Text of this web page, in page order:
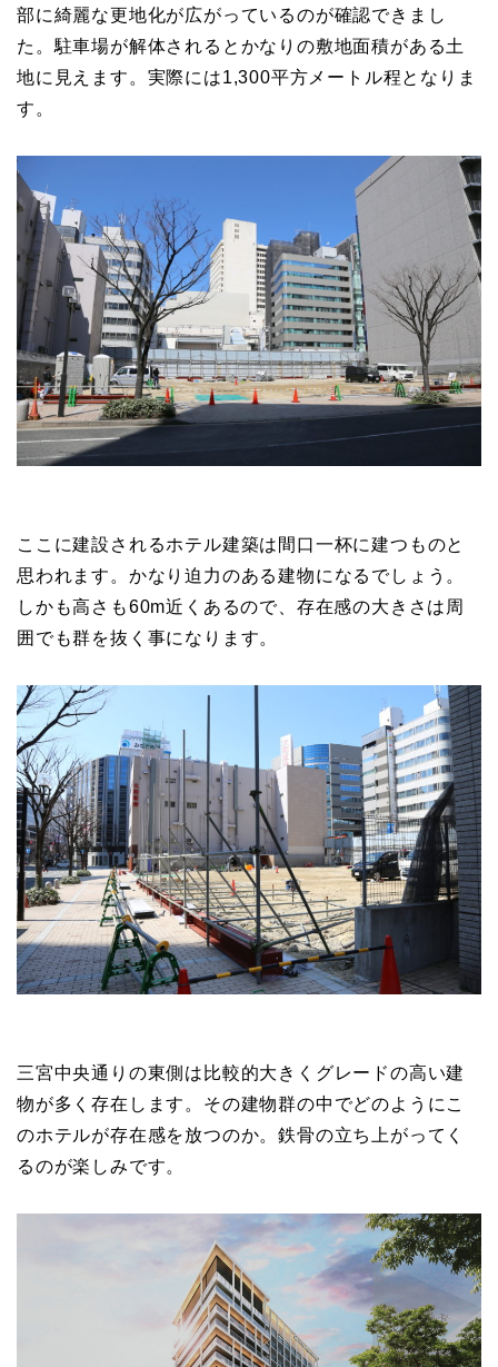
部に綺麗な更地化が広がっているのが確認できまし
た。駐車場が解体されるとかなりの敷地面積がある土
地に見えます。実際には1,300平方メートル程となりま
す。
ここに建設されるホテル建築は間口一杯に建つものと
思われます。かなり迫力のある建物になるでしょう。
しかも高さも60m近くあるので、存在感の大きさは周
囲でも群を抜く事になります。
三宮中央通りの東側は比較的大きくグレードの高い建
物が多く存在します。その建物群の中でどのようにこ
のホテルが存在感を放つのか。鉄骨の立ち上がってく
るのが楽しみです。